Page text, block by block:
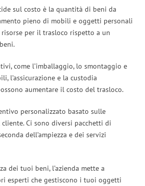
sul costo è la quantità di beni da
pieno di mobili e oggetti personali
per il trasloco rispetto a un
come l’imballaggio, lo smontaggio e
l’assicurazione e la custodia
aumentare il costo del trasloco.
personalizzato basato sulle
Ci sono diversi pacchetti di
dell’ampiezza e dei servizi
dei tuoi beni, l’azienda mette a
esperti che gestiscono i tuoi oggetti